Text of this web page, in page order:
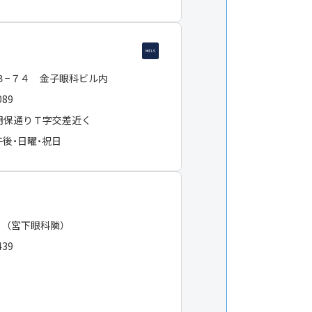
−７４ 金子眼科ビル内
保通りＴ字交差近く
・日曜・祝日
宮下眼科隣）